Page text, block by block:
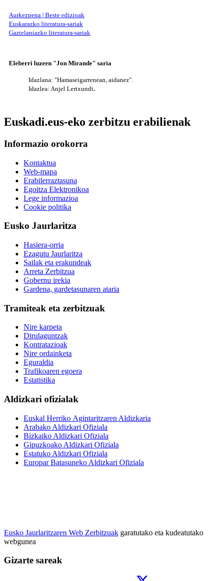
Aurkezpena | Beste edizioak
Euskarazko literatura-sariak
Gaztelaniazko literatura-sariak
Eleberri luzeen "Jon Mirande" saria
Idazlana: "Hamaseigarrenean, aidanez".
Idazlea: Anjel Lertxundi.
Euskadi.eus-eko zerbitzu erabilienak
Informazio orokorra
Kontaktua
Web-mapa
Erabilerraztasuna
Egoitza Elektronikoa
Lege informazioa
Cookie politika
Eusko Jaurlaritza
Hasiera-orria
Ezagutu Jaurlaritza
Sailak eta erakundeak
Arreta Zerbitzua
Gobernu irekia
Gardena, gardetasunaren ataria
Tramiteak eta zerbitzuak
Nire karpeta
Dirulaguntzak
Kontratazioak
Nire ordainketa
Eguraldia
Trafikoaren egoera
Estatistika
Aldizkari ofizialak
Euskal Herriko Agintaritzaren Aldizkaria
Arabako Aldizkari Ofiziala
Bizkaiko Aldizkari Ofiziala
Gipuzkoako Aldizkari Ofiziala
Estatuko Aldizkari Ofiziala
Europar Batasuneko Aldizkari Ofiziala
Eusko Jaurlaritzaren Web Zerbitzuak garatutako eta kudeatutako
webgunea
Gizarte sareak